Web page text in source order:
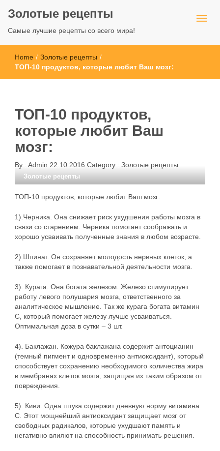
Золотые рецепты
Самые лучшие рецепты со всего мира!
Home / Золотые рецепты /
ТОП-10 продуктов, которые любит Ваш мозг:
ТОП-10 продуктов,
которые любит Ваш
мозг:
By : Admin 22.10.2016 Category : Золотые рецепты
Золотые рецепты
ТОП-10 продуктов, которые любит Ваш мозг:
1).Черника. Она снижает риск ухудшения работы мозга в
связи со старением. Черника помогает соображать и
хорошо усваивать полученные знания в любом возрасте.
2).Шпинат. Он сохраняет молодость нервных клеток, а
также помогает в познавательной деятельности мозга.
3). Курага. Она богата железом. Железо стимулирует
работу левого полушария мозга, ответственного за
аналитическое мышление. Так же курага богата витамин
С, который помогает железу лучше усваиваться.
Оптимальная доза в сутки – 3 шт.
4). Баклажан. Кожура баклажана содержит антоцианин
(темный пигмент и одновременно антиоксидант), который
способствует сохранению необходимого количества жира
в мембранах клеток мозга, защищая их таким образом от
повреждения.
5). Киви. Одна штука содержит дневную норму витамина
С. Этот мощнейший антиоксидант защищает мозг от
свободных радикалов, которые ухудшают память и
негативно влияют на способность принимать решения.